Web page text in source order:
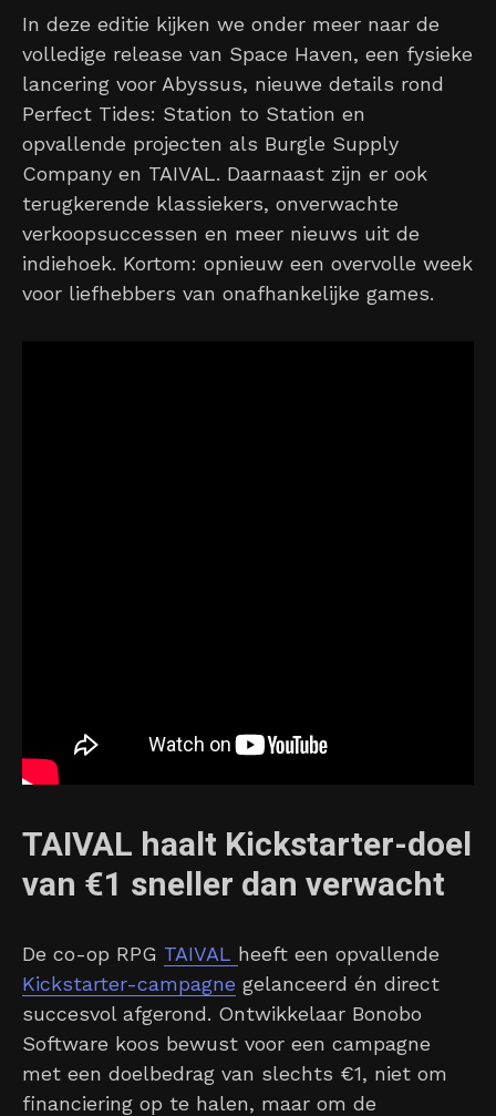
In deze editie kijken we onder meer naar de
volledige release van Space Haven, een fysieke
lancering voor Abyssus, nieuwe details rond
Perfect Tides: Station to Station en
opvallende projecten als Burgle Supply
Company en TAIVAL. Daarnaast zijn er ook
terugkerende klassiekers, onverwachte
verkoopsuccessen en meer nieuws uit de
indiehoek. Kortom: opnieuw een overvolle week
voor liefhebbers van onafhankelijke games.
TAIVAL haalt Kickstarter-doel
van €1 sneller dan verwacht
De co-op RPG TAIVAL heeft een opvallende
Kickstarter-campagne gelanceerd én direct
succesvol afgerond. Ontwikkelaar Bonobo
Software koos bewust voor een campagne
met een doelbedrag van slechts €1, niet om
financiering op te halen, maar om de